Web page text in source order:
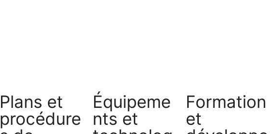
Plans et
procédure
Équipeme
nts et
Formation
et